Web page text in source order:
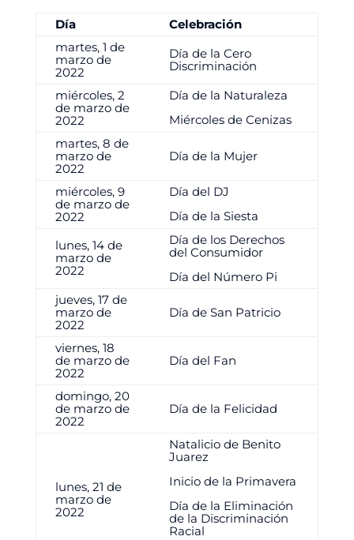
Día
Celebración
martes, 1 de
marzo de
2022
Día de la Cero
Discriminación
miércoles, 2
de marzo de
2022
Día de la Naturaleza
Miércoles de Cenizas
martes, 8 de
marzo de
2022
Día de la Mujer
miércoles, 9
de marzo de
2022
Día del DJ
Día de la Siesta
lunes, 14 de
marzo de
2022
Día de los Derechos
del Consumidor
Día del Número Pi
jueves, 17 de
marzo de
2022
Día de San Patricio
viernes, 18
de marzo de
2022
Día del Fan
domingo, 20
de marzo de
2022
Día de la Felicidad
lunes, 21 de
marzo de
2022
Natalicio de Benito
Juarez
Inicio de la Primavera
Día de la Eliminación
de la Discriminación
Racial